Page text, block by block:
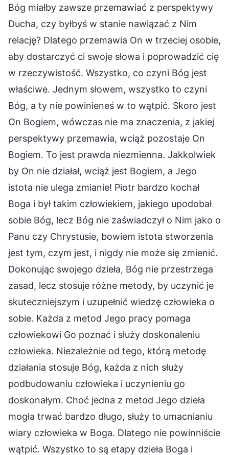
Bóg miałby zawsze przemawiać z perspektywy
Ducha, czy byłbyś w stanie nawiązać z Nim
relację? Dlatego przemawia On w trzeciej osobie,
aby dostarczyć ci swoje słowa i poprowadzić cię
w rzeczywistość. Wszystko, co czyni Bóg jest
właściwe. Jednym słowem, wszystko to czyni
Bóg, a ty nie powinieneś w to wątpić. Skoro jest
On Bogiem, wówczas nie ma znaczenia, z jakiej
perspektywy przemawia, wciąż pozostaje On
Bogiem. To jest prawda niezmienna. Jakkolwiek
by On nie działał, wciąż jest Bogiem, a Jego
istota nie ulega zmianie! Piotr bardzo kochał
Boga i był takim człowiekiem, jakiego upodobał
sobie Bóg, lecz Bóg nie zaświadczył o Nim jako o
Panu czy Chrystusie, bowiem istota stworzenia
jest tym, czym jest, i nigdy nie może się zmienić.
Dokonując swojego dzieła, Bóg nie przestrzega
zasad, lecz stosuje różne metody, by uczynić je
skuteczniejszym i uzupełnić wiedzę człowieka o
sobie. Każda z metod Jego pracy pomaga
człowiekowi Go poznać i służy doskonaleniu
człowieka. Niezależnie od tego, którą metodę
działania stosuje Bóg, każda z nich służy
podbudowaniu człowieka i uczynieniu go
doskonałym. Choć jedna z metod Jego dzieła
mogła trwać bardzo długo, służy to umacnianiu
wiary człowieka w Boga. Dlatego nie powinniście
wątpić. Wszystko to są etapy dzieła Boga i